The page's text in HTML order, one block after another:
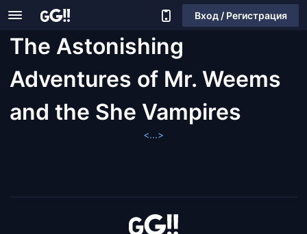
Вход / Регистрация
The Astonishing
Adventures of Mr. Weems
and the She Vampires
<...>